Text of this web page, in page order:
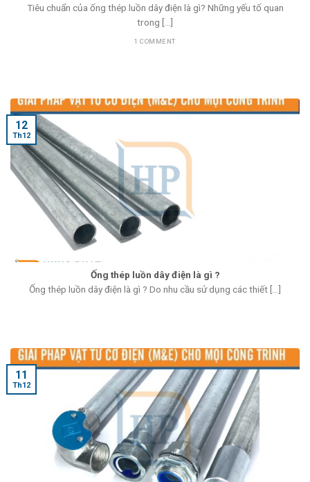
Tiêu chuẩn của ống thép luồn dây điện là gì? Những yếu tố quan
trong [...]
1 COMMENT
Ống thép luồn dây điện là gì ?
Ống thép luồn dây điện là gì ? Do nhu cầu sử dụng các thiết [...]
12
Th12
11
Th12